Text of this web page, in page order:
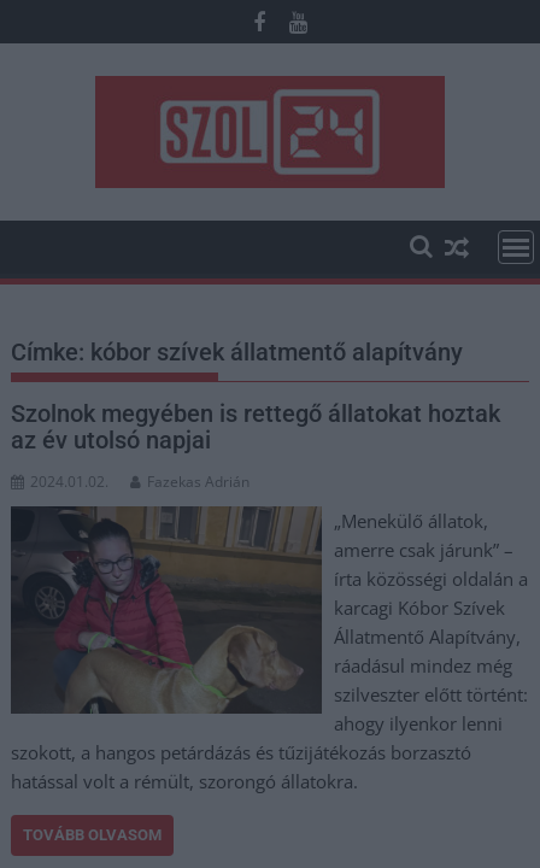
to
Címke: kóbor szívek állatmentő alapítvány
Szolnok megyében is rettegő állatokat hoztak
az év utolsó napjai
2024.01.02. Fazekas Adrián
„Menekülő állatok,
amerre csak járunk” –
írta közösségi oldalán a
karcagi Kóbor Szívek
Állatmentő Alapítvány,
ráadásul mindez még
szilveszter előtt történt:
ahogy ilyenkor lenni
szokott, a hangos petárdázás és tűzijátékozás borzasztó
hatással volt a rémült, szorongó állatokra.
TOVÁBB OLVASOM